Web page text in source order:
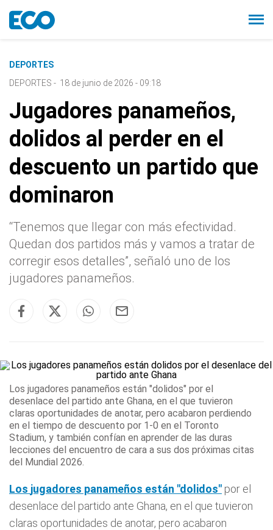
DEPORTES
DEPORTES - 18 de junio de 2026 - 09:18
Jugadores panameños,
dolidos al perder en el
descuento un partido que
dominaron
“Tenemos que llegar con más efectividad.
Quedan dos partidos más y vamos a tratar de
corregir esos detalles”, señaló uno de los
jugadores panameños.
Los jugadores panameños están "dolidos" por el
desenlace del partido ante Ghana, en el que tuvieron
claras oportunidades de anotar, pero acabaron perdiendo
en el tiempo de descuento por 1-0 en el Toronto
Stadium, y también confían en aprender de las duras
lecciones del encuentro de cara a sus dos próximas citas
del Mundial 2026.
Los jugadores panameños están "dolidos" por el
desenlace del partido ante Ghana, en el que tuvieron
claras oportunidades de anotar, pero acabaron